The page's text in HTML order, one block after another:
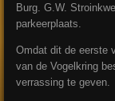
Burg. G.W.
parkeerplaats.
Omdat dit de eerste
van de Vogelkring
verrassing te geven.